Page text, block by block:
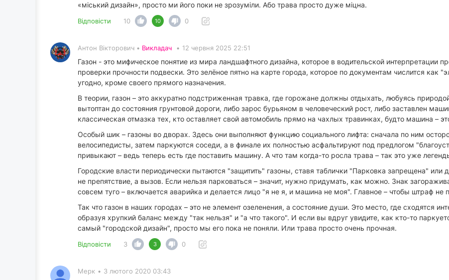
«міський дизайн», просто ми його поки не зрозуміли. Або трава просто дуже міцна.
Відповісти 10 10 0
Антон Вікторович • Викладач • 12 червня 2025 22:51
Газон - это мифическое понятие из мира ландшафтного дизайна, которое в водительской интерпретации
проверки прочности подвески. Это зелёное пятно на карте города, которое по документам числится как
угодно, кроме своего прямого назначения.
В теории, газон – это аккуратно подстриженная травка, где горожане должны отдыхать, любуясь
вытоптан до состояния грунтовой дороги, либо зарос бурьяном в человеческий рост, либо заставлен
классическая отмазка тех, кто оставляет свой автомобиль прямо на чахлых травинках, будто машина –
Особый шик – газоны во дворах. Здесь они выполняют функцию социального лифта: сначала по ним
велосипедисты, затем паркуются соседи, а в финале их полностью асфальтируют под предлогом
привыкают – ведь теперь есть где поставить машину. А что там когда-то росла трава – так это уже
Городские власти периодически пытаются "защитить" газоны, ставя таблички "Парковка запрещена"
не препятствие, а вызов. Если нельзя парковаться – значит, нужно придумать, как можно. Знак
совсем туго – включается аварийка и делается лицо "я не я, и машина не моя". Главное – чтобы штраф не
Так что газон в наших городах – это не элемент озеленения, а состояние души. Это место, где сходятся
образуя хрупкий баланс между "так нельзя" и "а что такого". И если вы вдруг увидите, как кто-то
самый "городской дизайн", просто мы его пока не поняли. Или трава просто очень прочная.
Відповісти 3 3 0
Мерк • 3 лютого 2020 03:43